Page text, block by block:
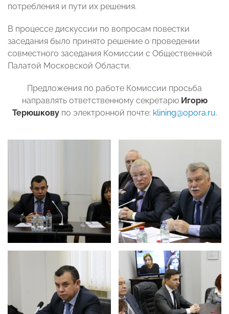
потребления и пути их решения.
В процессе дискуссии по вопросам повестки
заседания было принято решение о проведении
совместного заседания Комиссии с Общественной
Палатой Московской Области.
Предложения по работе Комиссии просьба
направлять ответственному секретарю Игорю
Терюшковупо электронной почте: klining@opora.ru.